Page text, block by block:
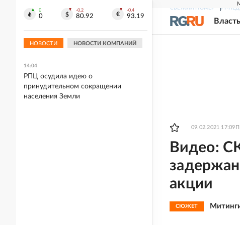
СВЕЖИЙ НОМЕР РГ-
Власть
09.02.2021 17:09
Видео:
акции
СЮЖЕТ
0
0
-0.2
80.92
-0.4
93.19
НОВОСТИ НОВОСТИ КОМПАНИЙ
драке взрослого мужчину
14:04
РПЦ осудила идею о
принудительном сокращении
населения Земли